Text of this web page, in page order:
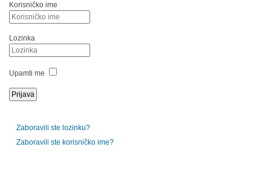
Korisničko ime
Lozinka
Upamti me
Zaboravili ste lozinku?
Zaboravili ste korisničko ime?